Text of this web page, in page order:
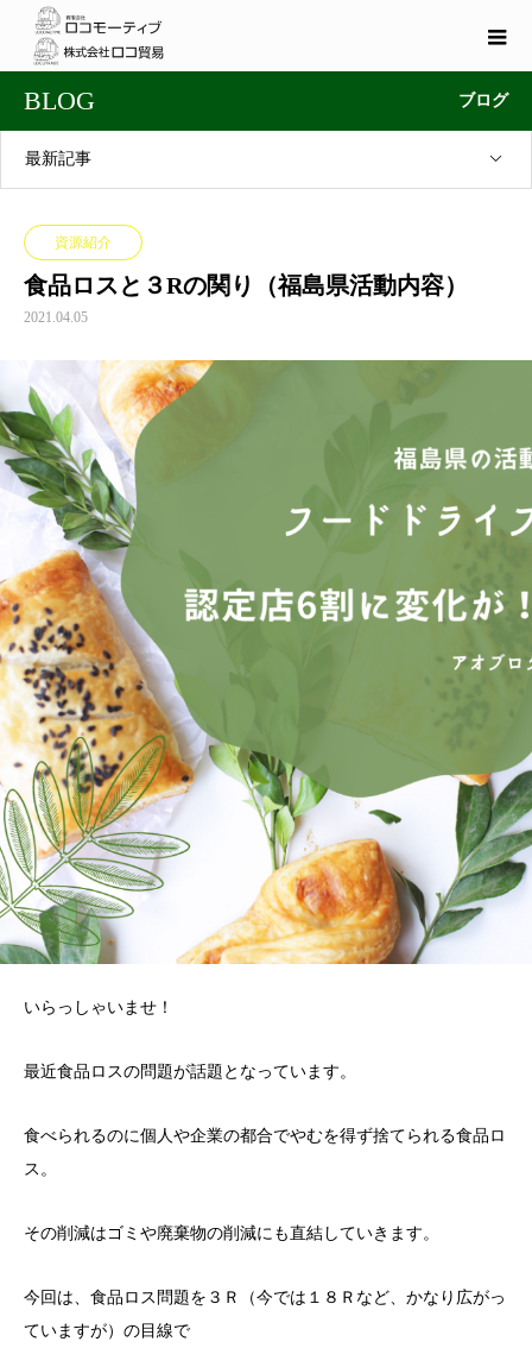
BLOG ブログ
最新記事
資源紹介
食品ロスと３Rの関り（福島県活動内容）
2021.04.05
いらっしゃいませ！
最近食品ロスの問題が話題となっています。
食べられるのに個人や企業の都合でやむを得ず捨てられる食品ロ
ス。
その削減はゴミや廃棄物の削減にも直結していきます。
今回は、食品ロス問題を３Ｒ（今では１８Ｒなど、かなり広がっ
ていますが）の目線で